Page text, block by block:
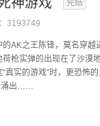
完结
3193749
的AK之王陈锋，莫名穿越
枪实弹的出现在了沙漠
真实的游戏”时，更恐怖
涌出……